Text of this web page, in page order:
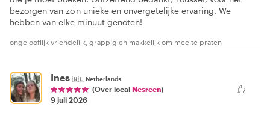
bezorgen van zo'n unieke en onvergetelijke ervaring. We
hebben van elke minuut genoten!
ongelooflijk vriendelijk, grappig en makkelijk om mee te praten
Ines 🇳🇱Netherlands
(Over local Nesreen)
9 juli 2026